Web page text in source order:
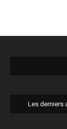
Les derniers